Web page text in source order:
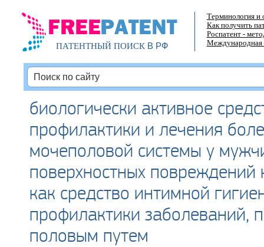
ПАТЕНТНЫЙ ПОИСКВ РФ
Терминология и
Как получить
Роспатент -
Международная
биологически активное
профилактики и лечения
мочеполовой системы у
поверхностных повреждений
как средство интимной
профилактики заболеваний,
половым путем